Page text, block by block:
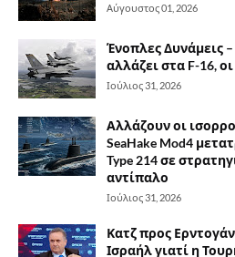
Αύγουστος 01, 2026
Ένοπλες Δυνάμεις
αλλάζει στα F-16,
Ιούλιος 31, 2026
Αλλάζουν οι
SeaHake Mod4
Type 214 σε
αντίπαλο
Ιούλιος 31, 2026
Κατζ προς
Ισραήλ γιατί η